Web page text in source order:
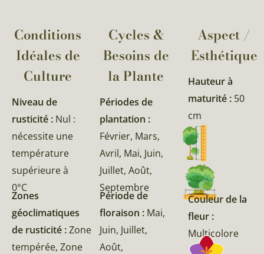
Conditions
Idéales de
Culture
Niveau de
rusticité : Nul :
nécessite une
température
supérieure à
0°C
Zones
géoclimatiques
de rusticité :Zone
tempérée, Zone
Cycles &
Besoins de
la Plante​
Périodes de
plantation :
Février, Mars,
Avril, Mai, Juin,
Juillet, Août,
Septembre
Période de
floraison : Mai,
Juin, Juillet,
Août,
Aspect /
Esthétique
Hauteur à
maturité : 50
cm
Couleur de la
fleur :
Multicolore